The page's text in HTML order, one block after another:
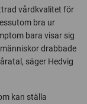
vårdkvalitet för
bra ur
bara visar sig
drabbade
säger Hedvig
kan ställa